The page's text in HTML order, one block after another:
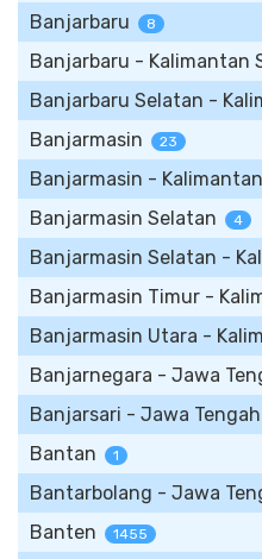
Banjarbaru 8
Banjarbaru - Kalimantan
Banjarbaru Selatan -
Banjarmasin 23
Banjarmasin -
Banjarmasin Selatan 4
Banjarmasin Selatan -
Banjarmasin Timur -
Banjarmasin Utara -
Banjarnegara - Jawa
Banjarsari - Jawa Tengah
Bantan 1
Bantarbolang - Jawa
Banten 1455